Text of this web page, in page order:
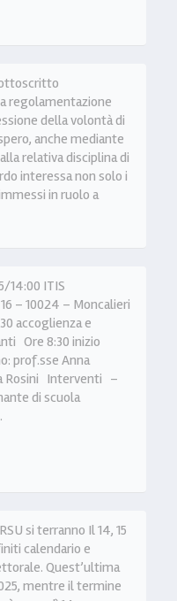
regolamentazione
della volontà di
anche mediante
relativa disciplina di
interessa non solo i
in ruolo a
14:00 ITIS
– 10024 – Moncalieri
accoglienza e
Ore 8:30 inizio
prof.sse Anna
Rosini Interventi –
di scuola
si terranno Il 14, 15
calendario e
Quest’ultima
mentre il termine